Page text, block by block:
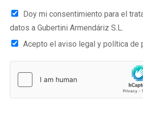
Doy mi consentimiento para el
datos a Gubertini Armendáriz S.L.
Acepto el aviso legal y política de